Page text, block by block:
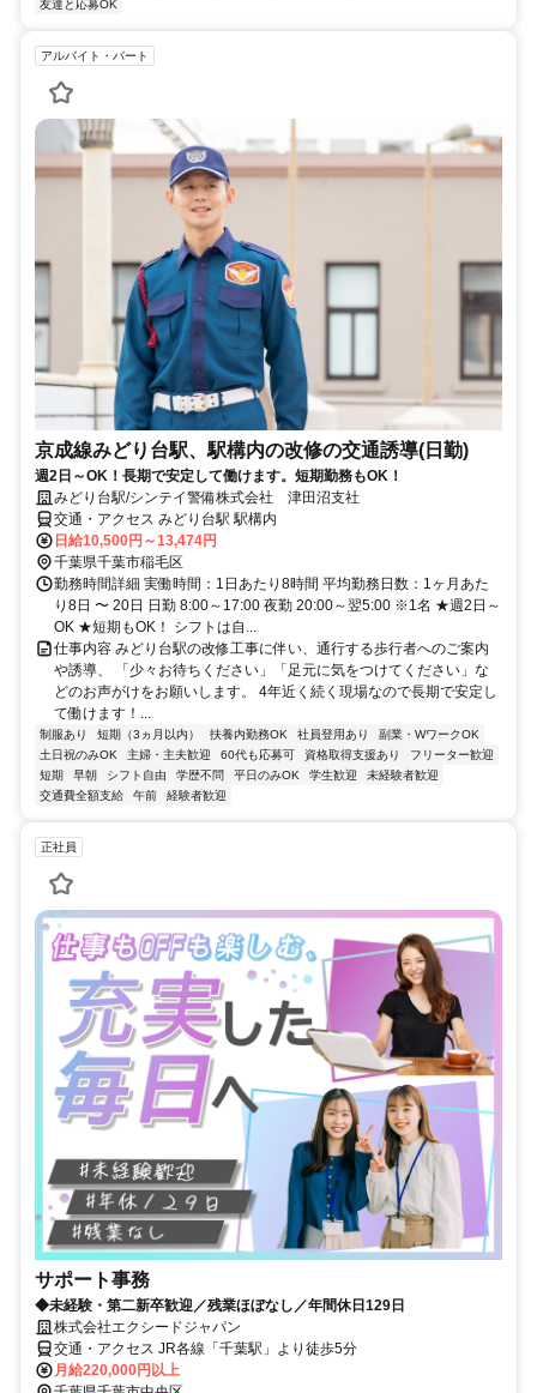
友達と応募OK
アルバイト・パート
京成線みどり台駅、駅構内の改修の交通誘導(日勤)
週2日～OK！長期で安定して働けます。短期勤務もOK！
みどり台駅/シンテイ警備株式会社 津田沼支社
交通・アクセス みどり台駅 駅構内
日給10,500円～13,474円
千葉県千葉市稲毛区
勤務時間詳細 実働時間：1日あたり8時間 平均勤務日数：1ヶ月あた
り8日 〜 20日 日勤 8:00～17:00 夜勤 20:00～翌5:00 ※1名 ★週2日～
OK ★短期もOK！ シフトは自...
仕事内容 みどり台駅の改修工事に伴い、通行する歩行者へのご案内
や誘導、 「少々お待ちください」「足元に気をつけてください」な
どのお声がけをお願いします。 4年近く続く現場なので長期で安定し
て働けます！...
制服あり 短期（3ヵ月以内） 扶養内勤務OK 社員登用あり
副業・WワークOK
土日祝のみOK
主婦・主夫歓迎 60代も応募可 資格取得支援あり
フリーター歓迎
短期
早朝 シフト自由 学歴不問 平日のみOK 学生歓迎
未経験者歓迎
交通費全額支給
午前 経験者歓迎
正社員
サポート事務
◆未経験・第二新卒歓迎／残業ほぼなし／年間休日129日
株式会社エクシードジャパン
交通・アクセス JR各線「千葉駅」より徒歩5分
月給220,000円以上